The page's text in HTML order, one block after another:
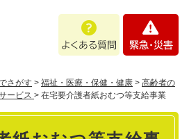
あ
問
・
さがす > 福祉・医療・保健・健康 > 高齢者の
ービス > 在宅要介護者紙おむつ等支給事業